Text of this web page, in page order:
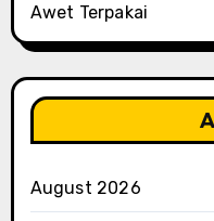
Awet Terpakai
August 2026